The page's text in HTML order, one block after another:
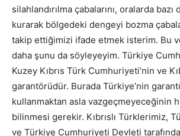
silahlandırılma çabalarını, oralarda
kurarak bölgedeki dengeyi bozma
takip ettiğimizi ifade etmek isterim. Bu
daha şunu da söyleyeyim. Türkiye
Kuzey Kıbrıs Türk Cumhuriyeti’nin ve
garantörüdür. Burada Türkiye’nin
kullanmaktan asla vazgeçmeyeceğinin
bilinmesi gerekir. Kıbrıslı Türklerimiz,
ve Türkiye Cumhuriyeti Devleti